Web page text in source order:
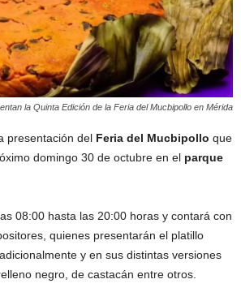
la Quinta Edición de la Feria del Mucbipollo en Mérida
presentación del Feria del Mucbipollo que
domingo 30 de octubre en el parque
08:00 hasta las 20:00 horas y contará con
quienes presentarán el platillo
y en sus distintas versiones
negro, de castacán entre otros.